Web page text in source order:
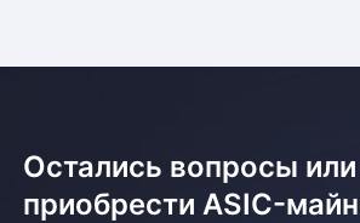
Остались вопросы
приобрести ASIC-